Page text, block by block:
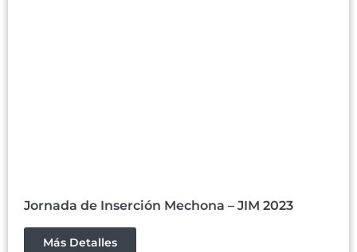
Jornada de Inserción Mechona – JIM 2023
Más Detalles